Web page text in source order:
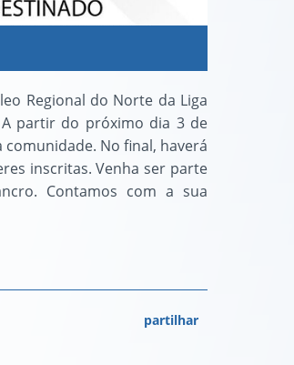
Regional do Norte da Liga
partir do próximo dia 3 de
No final, haverá
inscritas. Venha ser parte
Contamos com a sua
partilhar